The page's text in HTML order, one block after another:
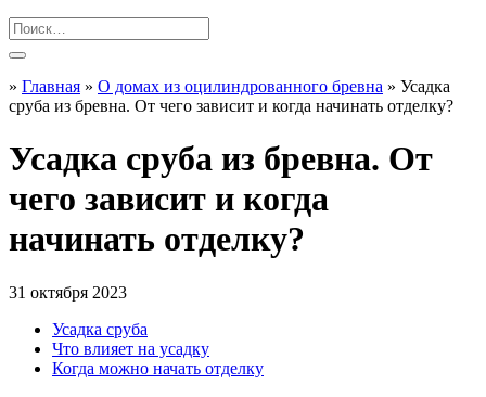
» Главная » О домах из оцилиндрованного бревна » Усадка
сруба из бревна. От чего зависит и когда начинать отделку?
Усадка сруба из бревна. От
чего зависит и когда
начинать отделку?
31 октября 2023
Усадка сруба
Что влияет на усадку
Когда можно начать отделку